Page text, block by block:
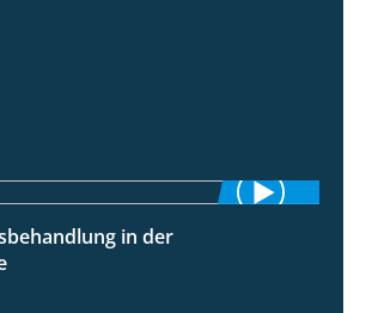
in der